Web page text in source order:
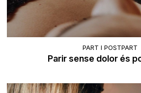
PART I POSTPART
Parir sense dolor és